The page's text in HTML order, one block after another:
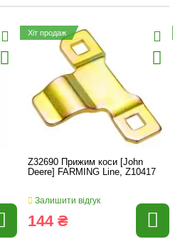
Хіт продаж
Z32690 Прижим коси [John
Deere] FARMING Line, Z10417
Залишити відгук
144 ₴